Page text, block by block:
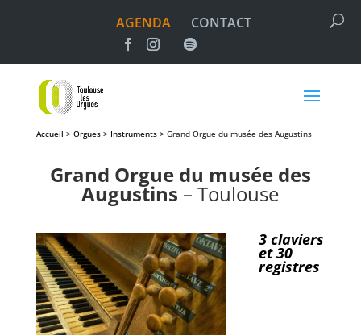
AGENDA CONTACT
Accueil > Orgues > Instruments > Grand Orgue du musée des Augustins
Grand Orgue du musée des
Augustins – Toulouse
3 claviers
et 30
registres